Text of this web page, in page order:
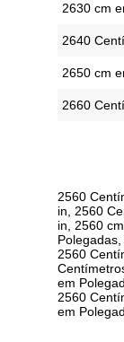
2630 cm
2640
2650 cm
2660
2560
in, 2560
in, 2560
2560
em
2560
em